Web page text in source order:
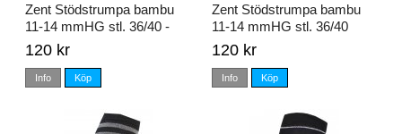
Zent Stödstrumpa bambu
11-14 mmHG stl. 36/40 -
41/45
120 kr
Info Köp
Zent Stödstrumpa bambu
11-14 mmHG stl. 36/40
120 kr
Info Köp